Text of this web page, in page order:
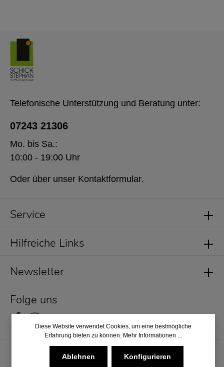
Service
Newsletter
Folge uns
Telefonische Unterstützung und Beratung unter:
07243 21306
Mo. bis Sa.:
10:00 - 19:00 Uhr
Oder über unser Kontaktformular.
Hilfreiche Links
Diese Website verwendet Cookies, um eine bestmögliche
Erfahrung bieten zu können. Mehr Informationen ...
Ablehnen Konfigurieren